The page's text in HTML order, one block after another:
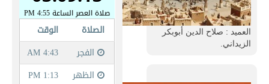
العميد : صلاح الدين أبوبكر
الزيداني.